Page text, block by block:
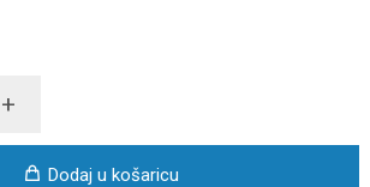
+
Dodaj u košaricu